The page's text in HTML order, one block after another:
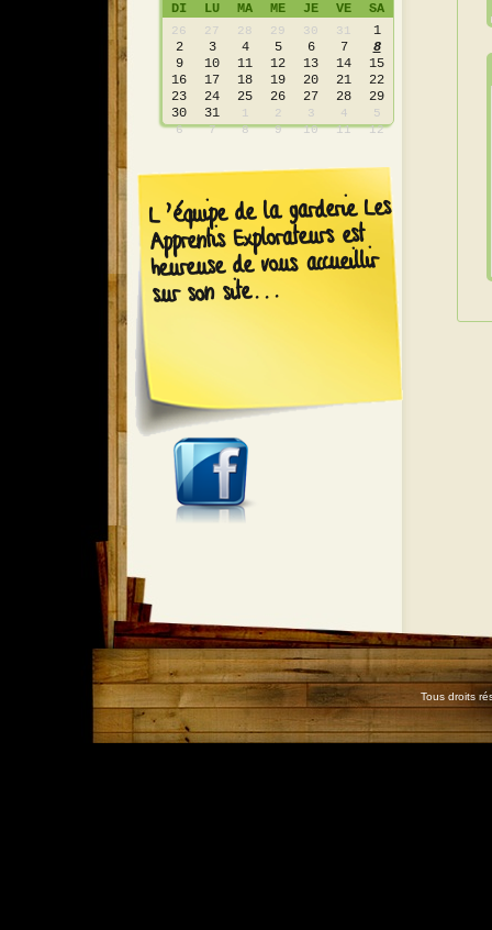
DI LU MA ME JE VE SA
26 27 28 29 30 31
1
2
3 4 5 6 7
8
9
10 11 12 13 14
15
16
17 18 19 20 21
22
23
24 25 26 27 28
29
30
31 1 2 3 4
5
6
7 8 9 10 11 12
L’équipe de la garderie Les
Apprentis Explorateurs est
heureuse de vous accueillir
sur son site...
Tous droits